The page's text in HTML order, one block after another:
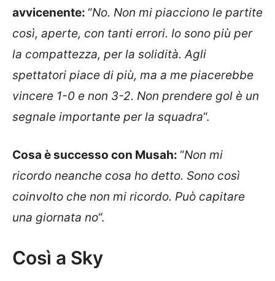
avvicenente: “No. Non mi piacciono le partite
così, aperte, con tanti errori. Io sono più per
la compattezza, per la solidità. Agli
spettatori piace di più, ma a me piacerebbe
vincere 1-0 e non 3-2. Non prendere gol è un
segnale importante per la squadra“.
Cosa è successo con Musah: “Non mi
ricordo neanche cosa ho detto. Sono così
coinvolto che non mi ricordo. Può capitare
una giornata no“.
Così a Sky